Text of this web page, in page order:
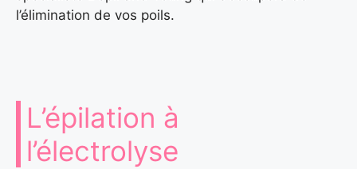
l’élimination de vos poils.
L’épilation à
l’électrolyse